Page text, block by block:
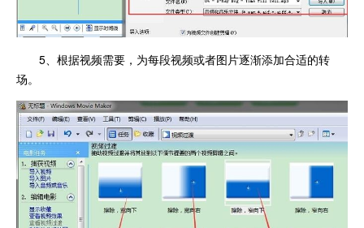
5、根据视频需要，为每段视频或者图片逐渐添加合适的转
场。